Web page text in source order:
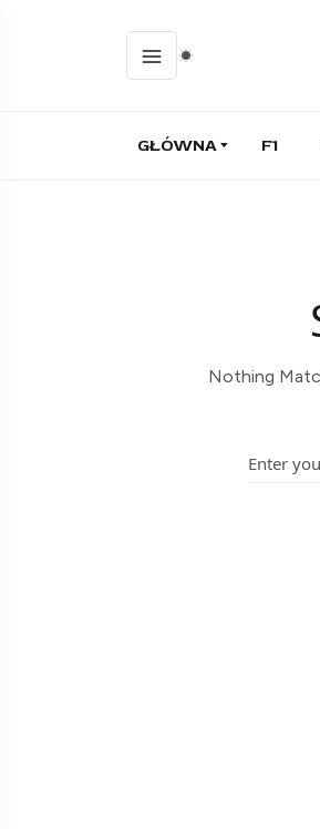
GŁÓWNA F1
Nothing